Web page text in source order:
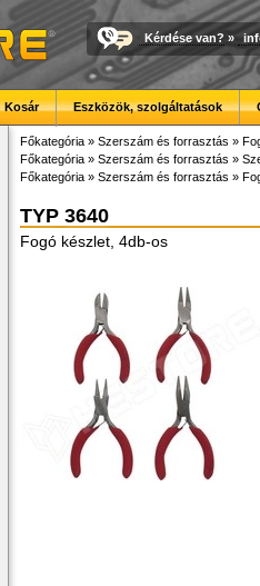
Kérdése van? »
Kosár Eszközök, szolgáltatások
Főkategória » Szerszám és forrasztás »
Főkategória » Szerszám és forrasztás »
Főkategória » Szerszám és forrasztás »
TYP 3640
Fogó készlet, 4db-os